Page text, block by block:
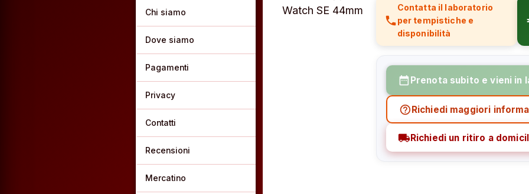
Chi siamo
Dove siamo
Pagamenti
Privacy
Contatti
Recensioni
Mercatino
phone
Contatta il laboratorio
per tempistiche e
disponibilità
help_outlineRichiedi maggiori
date_range Prenota subito e vieni in
local_shippingRichiedi un ritiro a